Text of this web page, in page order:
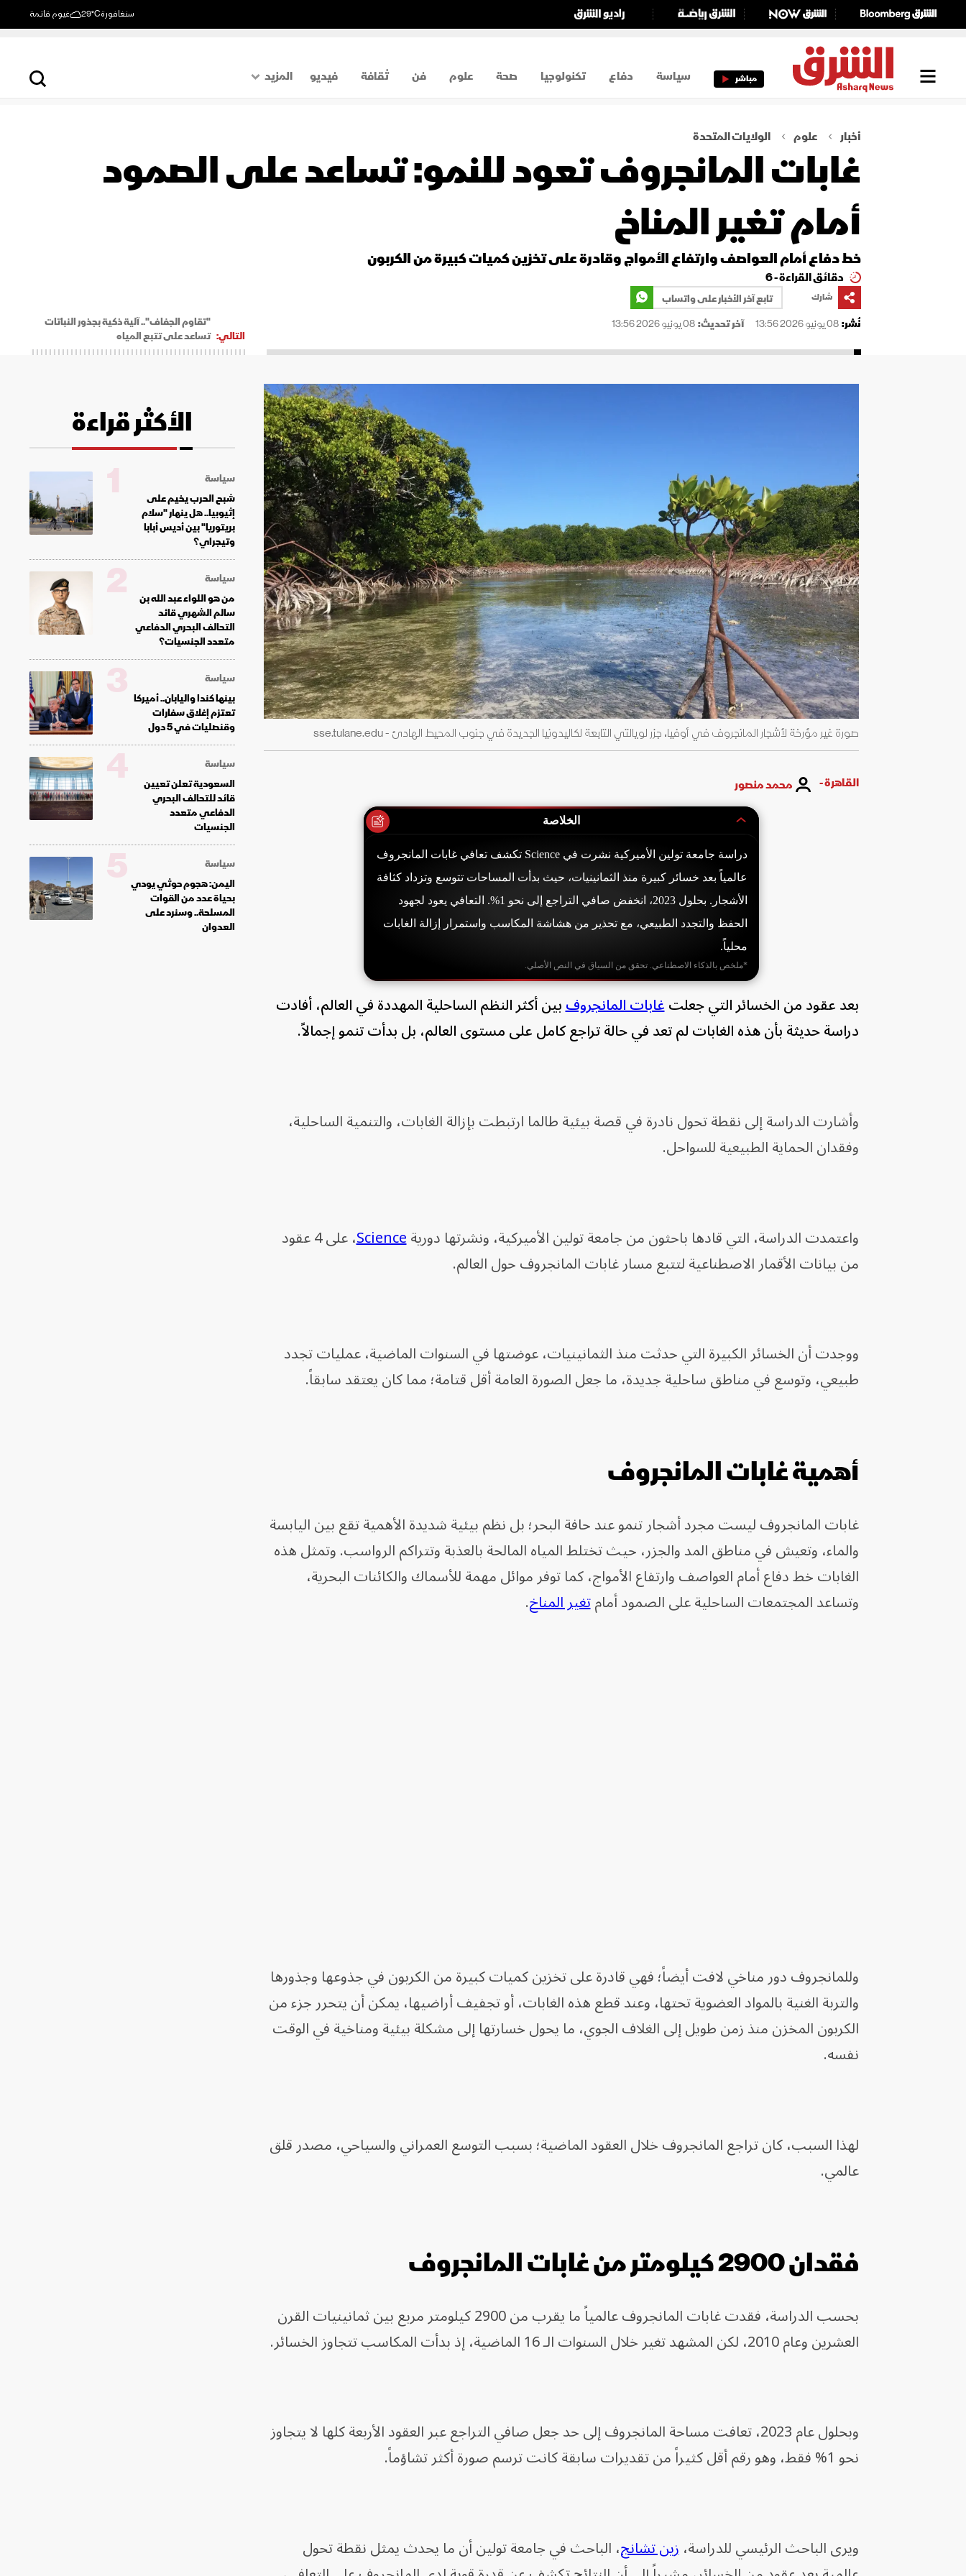
سنغافورة29°C غيوم قاتمة
مباشر سياسة دفاع تكنولوجيا صحة علوم فن ثقافة فيديو
المزيد
اقتصاد
أخبار علوم الولايات المتحدة
غابات المانجروف تعود للنمو: تساعد على الصمود
أمام تغير المناخ
خط دفاع أمام العواصف وارتفاع الأمواج وقادرة على تخزين كميات كبيرة من الكربون
دقائق القراءة - 6
شارك
تابع آخر الأخبار على واتساب
نُشر:08 يونيو 2026 13:56 آخر تحديث:08 يونيو 2026 13:56
التالي:
"تقاوم الجفاف".. آلية ذكية بجذور النباتات
تساعد على تتبع المياه
صورة غير مؤرخة لأشجار المانجروف في أوفيا، جزر لويالتي التابعة لكاليدونيا الجديدة في جنوب المحيط الهادئ - sse.tulane.edu
القاهرة - محمد منصور
الخلاصة
دراسة جامعة تولين الأميركية نشرت في Science تكشف تعافي غابات المانجروف
عالمياً بعد خسائر كبيرة منذ الثمانينيات، حيث بدأت المساحات تتوسع وتزداد كثافة
الأشجار. بحلول 2023، انخفض صافي التراجع إلى نحو 1%. التعافي يعود لجهود
الحفظ والتجدد الطبيعي، مع تحذير من هشاشة المكاسب واستمرار إزالة الغابات
محلياً.
*ملخص بالذكاء الاصطناعي. تحقق من السياق في النص الأصلي.
بعد عقود من الخسائر التي جعلتغابات المانجروفبين أكثر النظم الساحلية المهددة في العالم، أفادت
دراسة حديثة بأن هذه الغابات لم تعد في حالة تراجع كامل على مستوى العالم، بل بدأت تنمو إجمالاً.
وأشارت الدراسة إلى نقطة تحول نادرة في قصة بيئية طالما ارتبطت بإزالة الغابات، والتنمية الساحلية،
وفقدان الحماية الطبيعية للسواحل.
واعتمدت الدراسة، التي قادها باحثون من جامعة تولين الأميركية، ونشرتها دوريةScience
، على 4 عقود
من بيانات الأقمار الاصطناعية لتتبع مسار غابات المانجروف حول العالم.
ووجدت أن الخسائر الكبيرة التي حدثت منذ الثمانينيات، عوضتها في السنوات الماضية، عمليات تجدد
طبيعي، وتوسع في مناطق ساحلية جديدة، ما جعل الصورة العامة أقل قتامة؛ مما كان يعتقد سابقاً.
أهمية غابات المانجروف
غابات المانجروف ليست مجرد أشجار تنمو عند حافة البحر؛ بل نظم بيئية شديدة الأهمية تقع بين اليابسة
والماء، وتعيش في مناطق المد والجزر، حيث تختلط المياه المالحة بالعذبة وتتراكم الرواسب. وتمثل هذه
الغابات خط دفاع أمام العواصف وارتفاع الأمواج، كما توفر موائل مهمة للأسماك والكائنات البحرية،
وتساعد المجتمعات الساحلية على الصمود أمامتغير المناخ.
وللمانجروف دور مناخي لافت أيضاً؛ فهي قادرة على تخزين كميات كبيرة من الكربون في جذوعها وجذورها
والتربة الغنية بالمواد العضوية تحتها، وعند قطع هذه الغابات، أو تجفيف أراضيها، يمكن أن يتحرر جزء من
الكربون المخزن منذ زمن طويل إلى الغلاف الجوي، ما يحول خسارتها إلى مشكلة بيئية ومناخية في الوقت
نفسه.
لهذا السبب، كان تراجع المانجروف خلال العقود الماضية؛ بسبب التوسع العمراني والسياحي، مصدر قلق
عالمي.
فقدان 2900 كيلومتر من غابات المانجروف
بحسب الدراسة، فقدت غابات المانجروف عالمياً ما يقرب من 2900 كيلومتر مربع بين ثمانينيات القرن
العشرين وعام 2010، لكن المشهد تغير خلال السنوات الـ 16 الماضية، إذ بدأت المكاسب تتجاوز الخسائر.
وبحلول عام 2023، تعافت مساحة المانجروف إلى حد جعل صافي التراجع عبر العقود الأربعة كلها لا يتجاوز
نحو 1% فقط، وهو رقم أقل كثيراً من تقديرات سابقة كانت ترسم صورة أكثر تشاؤماً.
ويرى الباحث الرئيسي للدراسة،زين تشانج، الباحث في جامعة تولين أن ما يحدث يمثل نقطة تحول
الأكثر قراءة
سياسة
شبح الحرب يخيم على
إثيوبيا.. هل ينهار "سلام
بريتوريا" بين أديس أبابا
وتيجراي؟
1
سياسة
من هو اللواء عبد الله بن
سالم الشهري قائد
التحالف البحري الدفاعي
متعدد الجنسيات؟
2
سياسة
بينها كندا واليابان.. أميركا
تعتزم إغلاق سفارات
وقنصليات في 5 دول
3
سياسة
السعودية تعلن تعيين
قائد للتحالف البحري
الدفاعي متعدد
الجنسيات
4
سياسة
اليمن: هجوم حوثي يودي
بحياة عدد من القوات
المسلحة.. وسنرد على
العدوان
5